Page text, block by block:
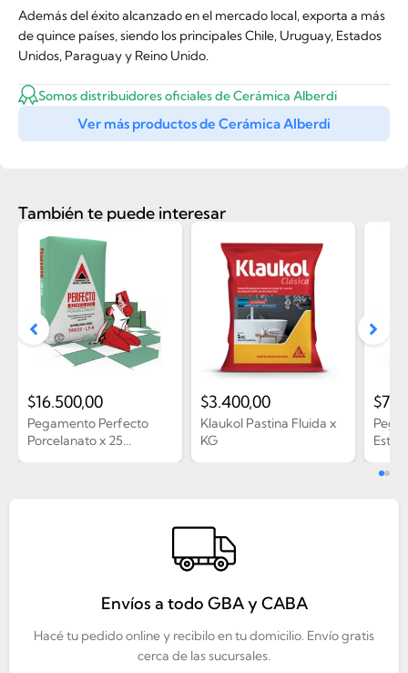
Además del éxito alcanzado en el mercado local, exporta a más
de quince países, siendo los principales Chile, Uruguay, Estados
Unidos, Paraguay y Reino Unido.
Somos distribuidores oficiales de Cerámica Alberdi
Ver más productos de Cerámica Alberdi
También te puede interesar
Pegamento Perfecto
Porcelanato x 25...
$16.500,00
Klaukol Pastina Fluida x
KG
$3.400,00 $
Envíos a todo GBA y CABA
Hacé tu pedido online y recibilo en tu domicilio. Envío gratis
cerca de las sucursales.